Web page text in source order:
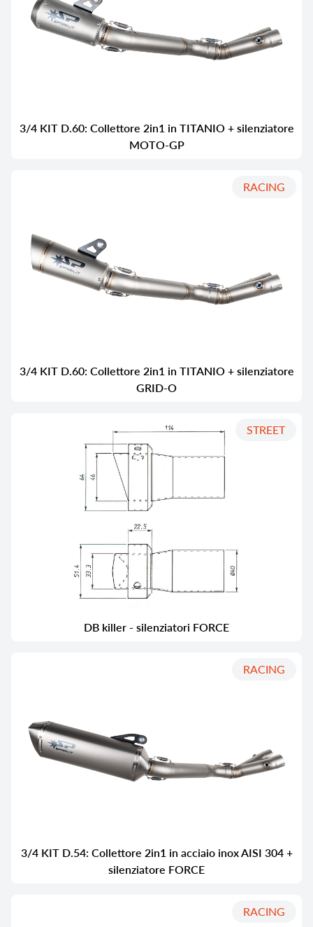
3/4 KIT D.60: Collettore 2in1 in TITANIO + silenziatore
MOTO-GP
RACING
3/4 KIT D.60: Collettore 2in1 in TITANIO + silenziatore
GRID-O
STREET
DB killer - silenziatori FORCE
RACING
3/4 KIT D.54: Collettore 2in1 in acciaio inox AISI 304 +
silenziatore FORCE
RACING